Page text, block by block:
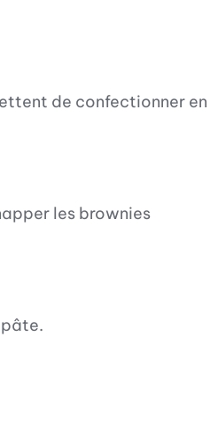
de confectionner en
les brownies